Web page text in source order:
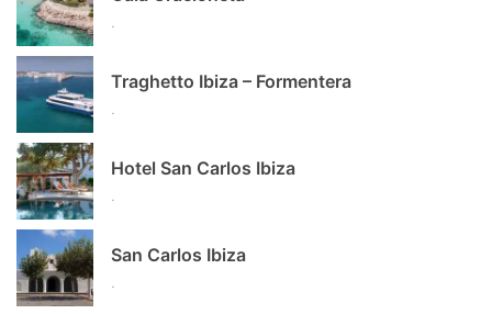
Traghetto Ibiza – Formentera
Hotel San Carlos Ibiza
San Carlos Ibiza